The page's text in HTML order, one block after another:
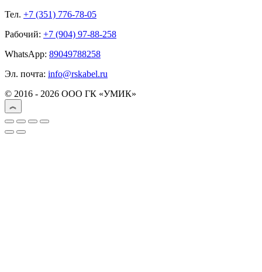
Тел. +7 (351) 776-78-05
Рабочий: +7 (904) 97-88-258
WhatsApp: 89049788258
Эл. почта: info@rskabel.ru
© 2016 - 2026 ООО ГК «УМИК»